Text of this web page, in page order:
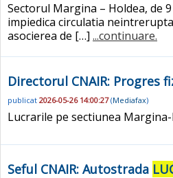
Sectorul Margina – Holdea, de
impiedica circulatia
asocierea de […] ...continuare.
Directorul CNAIR: Progres
publicat 2026-05-26 14:00:27(Mediafax)
Lucrarile pe sectiunea
Seful CNAIR: Autostrada